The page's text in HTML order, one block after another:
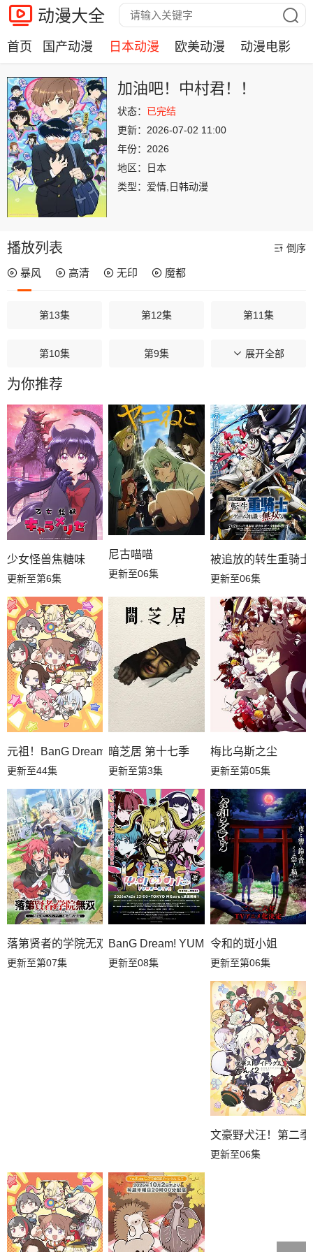
动漫大全
首页 国产动漫 日本动漫 欧美动漫 动漫电影
加油吧！中村君！！
状态： 已完结
更新： 2026-07-02 11:00
年份： 2026
地区：
日本
类型： 爱情,日韩动漫
播放列表 倒序
暴风 高清 无印 魔都
第13集 第12集 第11集
第10集 第9集 第8集
第7集
第4集 第3集 第2集
第1集
展开全部
为你推荐
少女怪兽焦糖味
更新至第6集
尼古喵喵
更新至06集
被追放的转生重骑
更新至06集
元祖！BanG Dream
更新至44集
暗芝居 第十七季
更新至第3集
梅比乌斯之尘
更新至第05集
落第贤者的学院无双第二回转生，S等级作弊魔术师冒险记
更新至第07集
BanG Dream! YUME∞MITA
更新至08集
令和的斑小姐
更新至第06集
文豪野犬汪！第二季
更新至06集